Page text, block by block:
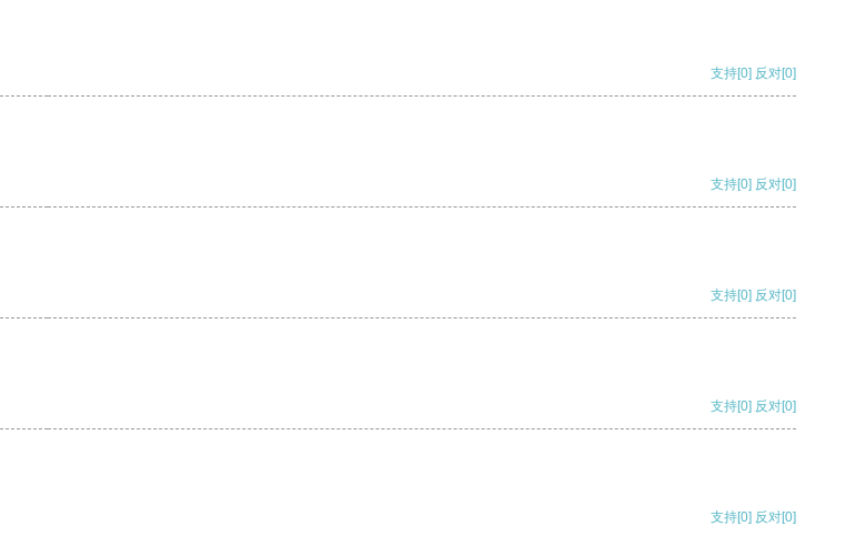
支持[0] 反对[0]
支持[0] 反对[0]
支持[0] 反对[0]
支持[0] 反对[0]
支持[0] 反对[0]